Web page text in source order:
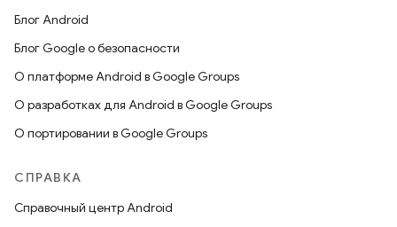
Блог Android
Блог Google о безопасности
О платформе Android в Google Groups
О разработках для Android в Google Groups
О портировании в Google Groups
СПРАВКА
Справочный центр Android